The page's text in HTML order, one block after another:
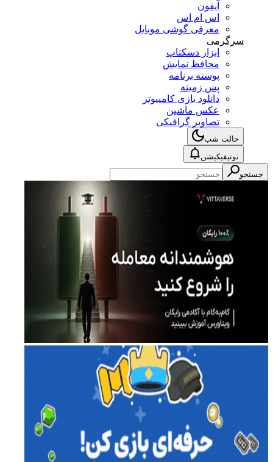
آیفون
اس ام اس
معرفی گوشی موبایل
سرگرمی
ابزار دسکتاپ
محافظ نمایش
پوسته برنامه
پس زمینه
دانلود بازی کامپیوتر
عکس ماشین
تصاویر گرافیکی
حالت شب
نوتیفیکیشن
جستجو